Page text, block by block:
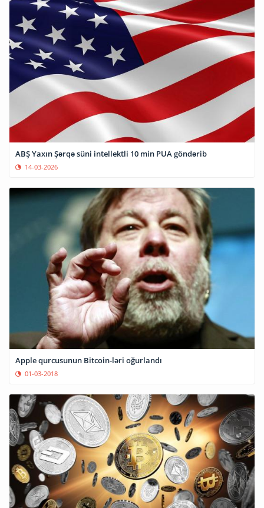
ABŞ Yaxın Şərqə süni intellektli 10 min PUA göndərib
14-03-2026
Apple qurcusunun Bitcoin-ləri oğurlandı
01-03-2018